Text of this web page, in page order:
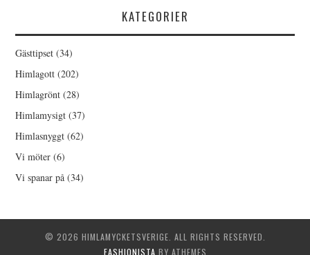
KATEGORIER
Gästtipset (34)
Himlagott (202)
Himlagrönt (28)
Himlamysigt (37)
Himlasnyggt (62)
Vi möter (6)
Vi spanar på (34)
© 2026 HIMLAMYCKETSVERIGE. ALL RIGHTS RESERVED.
FASHIONISTA BY ATHEMES